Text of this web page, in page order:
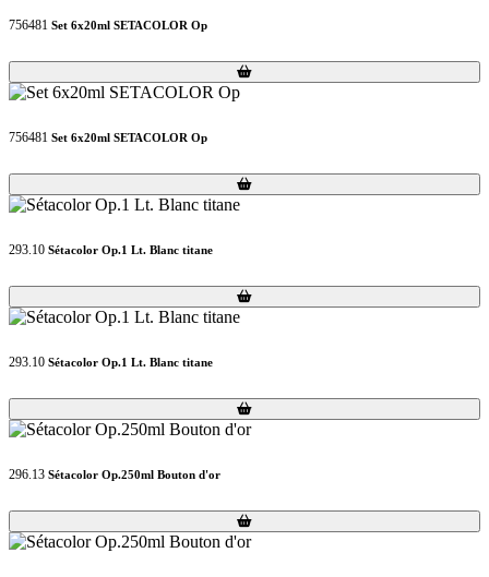
756481 Set 6x20ml SETACOLOR Op
Loading...
Loading...
756481 Set 6x20ml SETACOLOR Op
Loading...
Loading...
293.10 Sétacolor Op.1 Lt. Blanc titane
Loading...
Loading...
293.10 Sétacolor Op.1 Lt. Blanc titane
Loading...
Loading...
296.13 Sétacolor Op.250ml Bouton d'or
Loading...
Loading...